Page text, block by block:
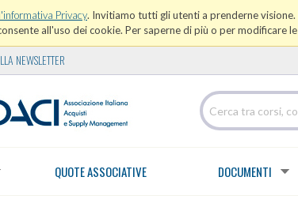
l'informativa Privacy. Invitiamo tutti gli utenti a prenderne
all'uso dei cookie. Per saperne di più o per modificare
NEWSLETTER
QUOTE ASSOCIATIVE DOCUMENTI